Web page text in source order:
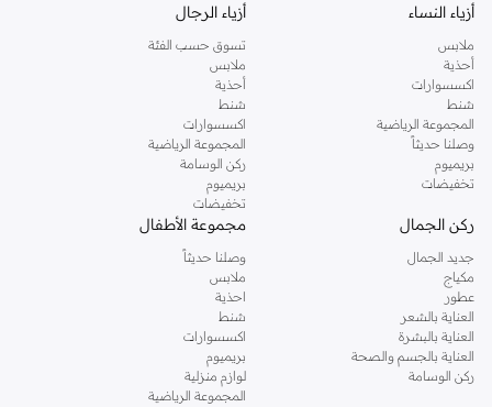
أزياء النساء
ملابس
أحذية
اكسسوارات
شنط
المجموعة الرياضية
وصلنا حديثاً
بريميوم
تخفيضات
أزياء الرجال
تسوق حسب الفئة
ملابس
أحذية
شنط
اكسسوارات
المجموعة الرياضية
ركن الوسامة
بريميوم
تخفيضات
ركن الجمال
جديد الجمال
مكياج
عطور
العناية بالشعر
العناية بالبشرة
العناية بالجسم والصحة
ركن الوسامة
مجموعة الأطفال
وصلنا حديثاً
ملابس
احذية
شنط
اكسسوارات
بريميوم
لوازم منزلية
المجموعة الرياضية